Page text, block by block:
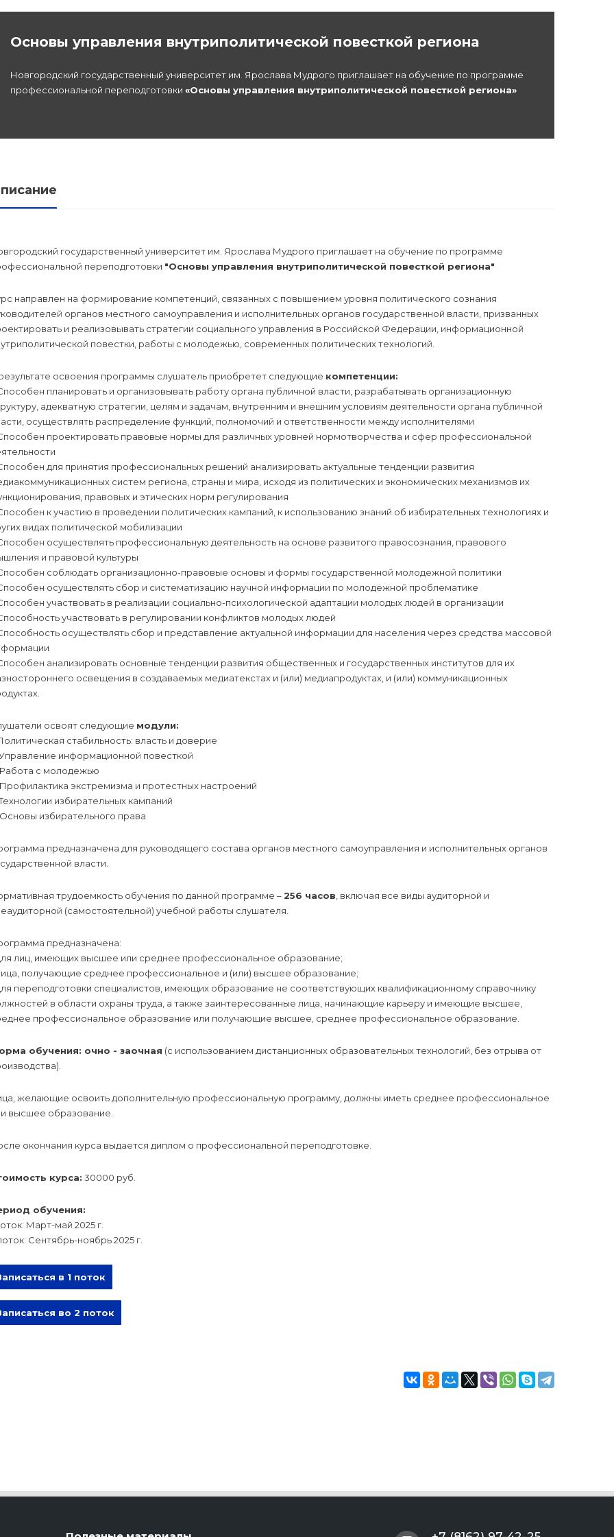
Основы управления внутриполитической повесткой региона
Новгородский государственный университет им. Ярослава Мудрого приглашает на обучение по программе
профессиональной переподготовки «Основы управления внутриполитической повесткой региона»
государственный университет им. Ярослава Мудрого приглашает на обучение по программе
переподготовки "Основы управления внутриполитической повесткой региона"
направлен на формирование компетенций, связанных с повышением уровня политического сознания
органов местного самоуправления и исполнительных органов государственной власти, призванных
и реализовывать стратегии социального управления в Российской Федерации, информационной
повестки, работы с молодежью, современных политических технологий.
освоения программы слушатель приобретет следующие компетенции:
планировать и организовывать работу органа публичной власти, разрабатывать организационную
адекватную стратегии, целям и задачам, внутренним и внешним условиям деятельности органа публичной
осуществлять распределение функций, полномочий и ответственности между исполнителями
проектировать правовые нормы для различных уровней нормотворчества и сфер профессиональной
для принятия профессиональных решений анализировать актуальные тенденции развития
систем региона, страны и мира, исходя из политических и экономических механизмов их
правовых и этических норм регулирования
к участию в проведении политических кампаний, к использованию знаний об избирательных технологиях и
видах политической мобилизации
осуществлять профессиональную деятельность на основе развитого правосознания, правового
и правовой культуры
соблюдать организационно-правовые основы и формы государственной молодежной политики
осуществлять сбор и систематизацию научной информации по молодёжной проблематике
участвовать в реализации социально-психологической адаптации молодых людей в организации
участвовать в регулировании конфликтов молодых людей
осуществлять сбор и представление актуальной информации для населения через средства массовой
анализировать основные тенденции развития общественных и государственных институтов для их
освещения в создаваемых медиатекстах и (или) медиапродуктах, и (или) коммуникационных
освоят следующие модули:
стабильность: власть и доверие
информационной повесткой
с молодежью
экстремизма и протестных настроений
избирательных кампаний
избирательного права
предназначена для руководящего состава органов местного самоуправления и исполнительных органов
власти.
трудоемкость обучения по данной программе –256 часов , включая все виды аудиторной и
(самостоятельной) учебной работы слушателя.
предназначена:
лиц, имеющих высшее или среднее профессиональное образование;
получающие среднее профессиональное и (или) высшее образование;
переподготовки специалистов, имеющих образование не соответствующих квалификационному справочнику
в области охраны труда, а также заинтересованные лица, начинающие карьеру и имеющие высшее,
профессиональное образование или получающие высшее, среднее профессиональное образование.
обучения: очно - заочная (с использованием дистанционных образовательных технологий, без отрыва от
желающие освоить дополнительную профессиональную программу, должны иметь среднее профессиональное
высшее образование.
окончания курса выдается диплом о профессиональной переподготовке.
курса: 30000 руб.
обучения:
Март-май 2025 г.
Сентябрь-ноябрь 2025 г.
в 1 поток
во 2 поток